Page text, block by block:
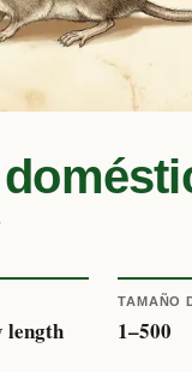
length
TAMAÑO
1–500